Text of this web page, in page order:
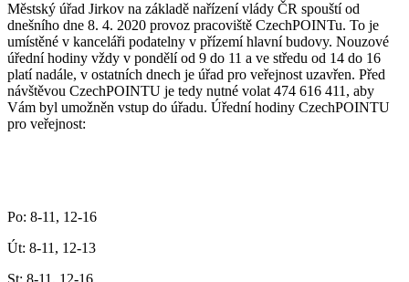
Městský úřad Jirkov na základě nařízení vlády ČR spouští od
dnešního dne 8. 4. 2020 provoz pracoviště CzechPOINTu. To je
umístěné v kanceláři podatelny v přízemí hlavní budovy. Nouzové
úřední hodiny vždy v pondělí od 9 do 11 a ve středu od 14 do 16
platí nadále, v ostatních dnech je úřad pro veřejnost uzavřen. Před
návštěvou CzechPOINTU je tedy nutné volat 474 616 411, aby
Vám byl umožněn vstup do úřadu. Úřední hodiny CzechPOINTU
pro veřejnost:
Po: 8-11, 12-16
Út: 8-11, 12-13